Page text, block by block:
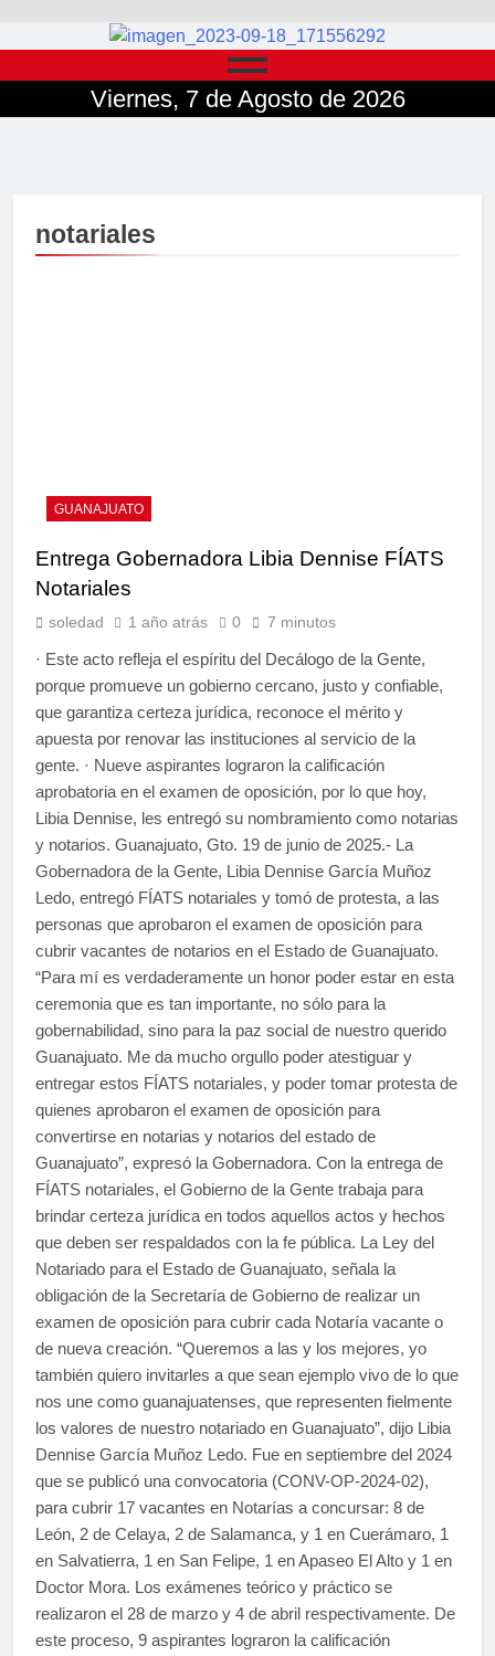
Viernes, 7 de Agosto de 2026
notariales
GUANAJUATO
Entrega Gobernadora Libia Dennise FÍATS
Notariales
soledad 1 año atrás 0 7 minutos
· Este acto refleja el espíritu del Decálogo de la Gente,
porque promueve un gobierno cercano, justo y confiable,
que garantiza certeza jurídica, reconoce el mérito y
apuesta por renovar las instituciones al servicio de la
gente. · Nueve aspirantes lograron la calificación
aprobatoria en el examen de oposición, por lo que hoy,
Libia Dennise, les entregó su nombramiento como notarias
y notarios. Guanajuato, Gto. 19 de junio de 2025.- La
Gobernadora de la Gente, Libia Dennise García Muñoz
Ledo, entregó FÍATS notariales y tomó de protesta, a las
personas que aprobaron el examen de oposición para
cubrir vacantes de notarios en el Estado de Guanajuato.
“Para mí es verdaderamente un honor poder estar en esta
ceremonia que es tan importante, no sólo para la
gobernabilidad, sino para la paz social de nuestro querido
Guanajuato. Me da mucho orgullo poder atestiguar y
entregar estos FÍATS notariales, y poder tomar protesta de
quienes aprobaron el examen de oposición para
convertirse en notarias y notarios del estado de
Guanajuato”, expresó la Gobernadora. Con la entrega de
FÍATS notariales, el Gobierno de la Gente trabaja para
brindar certeza jurídica en todos aquellos actos y hechos
que deben ser respaldados con la fe pública. La Ley del
Notariado para el Estado de Guanajuato, señala la
obligación de la Secretaría de Gobierno de realizar un
examen de oposición para cubrir cada Notaría vacante o
de nueva creación. “Queremos a las y los mejores, yo
también quiero invitarles a que sean ejemplo vivo de lo que
nos une como guanajuatenses, que representen fielmente
los valores de nuestro notariado en Guanajuato”, dijo Libia
Dennise García Muñoz Ledo. Fue en septiembre del 2024
que se publicó una convocatoria (CONV-OP-2024-02),
para cubrir 17 vacantes en Notarías a concursar: 8 de
León, 2 de Celaya, 2 de Salamanca, y 1 en Cuerámaro, 1
en Salvatierra, 1 en San Felipe, 1 en Apaseo El Alto y 1 en
Doctor Mora. Los exámenes teórico y práctico se
realizaron el 28 de marzo y 4 de abril respectivamente. De
este proceso, 9 aspirantes lograron la calificación